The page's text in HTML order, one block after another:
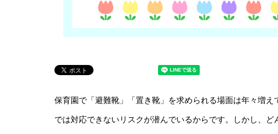
保育園で「避難靴」「置き靴」を求められる場面は年々増
では対応できないリスクが潜んでいるからです。しかし、ど